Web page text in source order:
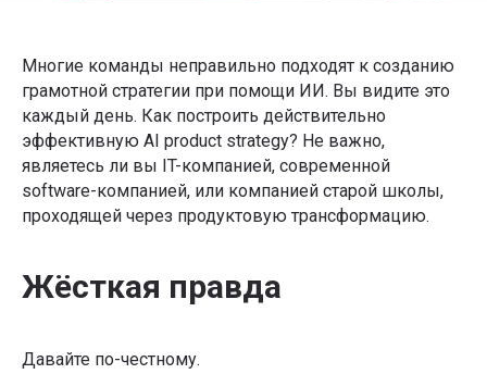
Многие команды неправильно подходят к созданию
грамотной стратегии при помощи ИИ. Вы видите это
каждый день. Как построить действительно
эффективную AI product strategy? Не важно,
являетесь ли вы IT-компанией, современной
software-компанией, или компанией старой школы,
проходящей через продуктовую трансформацию.
Жёсткая правда
Давайте по-честному.